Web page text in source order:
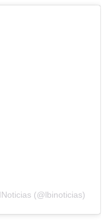
(@lbinoticias)